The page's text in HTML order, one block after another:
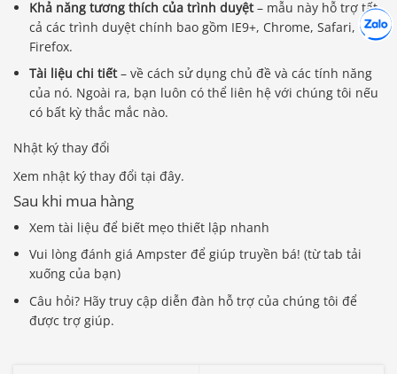
Khả năng tương thích của trình duyệt– mẫu này hỗ trợ tất
cả các trình duyệt chính bao gồm IE9+, Chrome, Safari,
Firefox.
Tài liệu chi tiết– về cách sử dụng chủ đề và các tính năng
của nó. Ngoài ra, bạn luôn có thể liên hệ với chúng tôi nếu
có bất kỳ thắc mắc nào.
Nhật ký thay đổi
Xem nhật ký thay đổi tại đây.
Sau khi mua hàng
Xem tài liệu để biết mẹo thiết lập nhanh
Vui lòng đánh giá Ampster để giúp truyền bá! (từ tab tải
xuống của bạn)
Câu hỏi? Hãy truy cập diễn đàn hỗ trợ của chúng tôi để
được trợ giúp.
Chát
Hợp tác